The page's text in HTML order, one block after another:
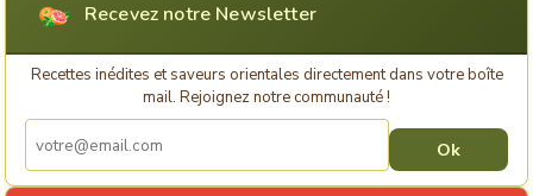
Recevez notre Newsletter
Recettes inédites et saveurs orientales directement dans votre boîte
mail. Rejoignez notre communauté !